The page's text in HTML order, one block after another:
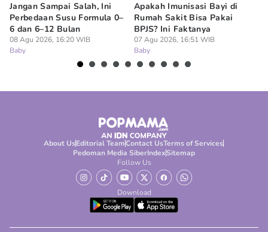
Jangan Sampai Salah, Ini
Perbedaan Susu Formula 0–
6 dan 6–12 Bulan
08 Agu 2026, 16:20 WIB
Baby
Apakah Imunisasi Bayi di
Rumah Sakit Bisa Pakai
BPJS? Ini Faktanya
07 Agu 2026, 16:51 WIB
Baby
About UsEditorial TeamContact UsTerms of Services
Pedoman Media SiberIndexSitemap
Follow Us
Download